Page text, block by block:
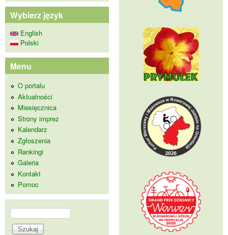
Wybierz język
English
Polski
Menu
O portalu
Aktualności
Miesięcznica
Strony imprez
Kalendarz
Zgłoszenia
Rankingi
Galeria
Kontakt
Pomoc
Formularz wyszukiwania
Szukaj